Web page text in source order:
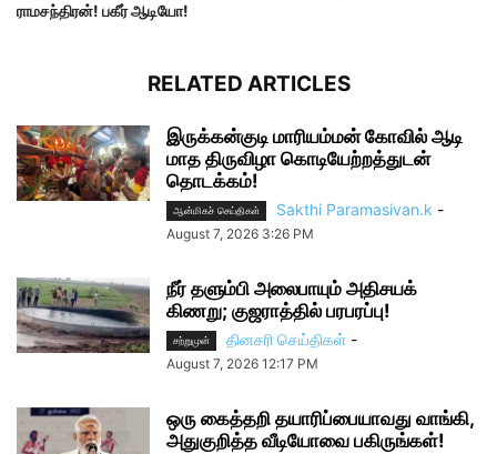
ராமசந்திரன்! பகீர் ஆடியோ!
RELATED ARTICLES
இருக்கன்குடி மாரியம்மன் கோவில் ஆடி
மாத திருவிழா கொடியேற்றத்துடன்
தொடக்கம்!
ஆன்மிகச் செய்திகள் Sakthi Paramasivan.k -
August 7, 2026 3:26 PM
நீர் தளும்பி அலைபாயும் அதிசயக்
கிணறு; குஜராத்தில் பரபரப்பு!
சற்றுமுன் தினசரி செய்திகள் -
August 7, 2026 12:17 PM
ஒரு கைத்தறி தயாரிப்பையாவது வாங்கி,
அதுகுறித்த வீடியோவை பகிருங்கள்!